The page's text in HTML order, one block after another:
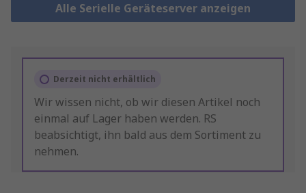
Alle Serielle Geräteserver anzeigen
Derzeit nicht erhältlich
Wir wissen nicht, ob wir diesen Artikel noch
einmal auf Lager haben werden. RS
beabsichtigt, ihn bald aus dem Sortiment zu
nehmen.